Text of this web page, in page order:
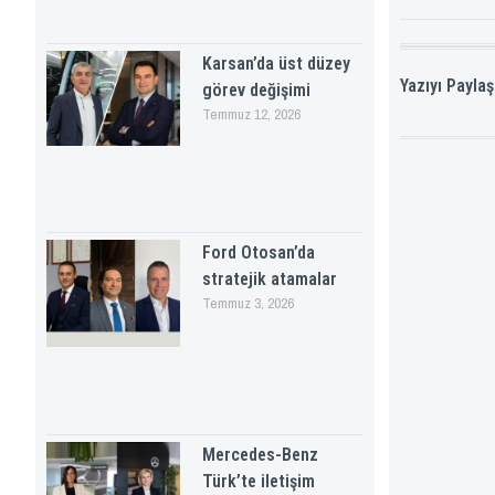
Karsan’da üst düzey
görev değişimi
Temmuz 12, 2026
Ford Otosan’da
stratejik atamalar
Temmuz 3, 2026
Mercedes-Benz
Türk’te iletişim
Yazıyı